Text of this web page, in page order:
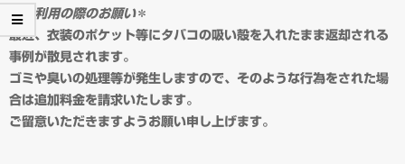
ダ
ー
メ
＊ご利用の際のお願い＊
最近、衣装のポケット等にタバコの吸い殻を入れたまま返却される
事例が散見されます。
ゴミや臭いの処理等が発生しますので、そのような行為をされた場
合は追加料金を請求いたします。
ご留意いただきますようお願い申し上げます。